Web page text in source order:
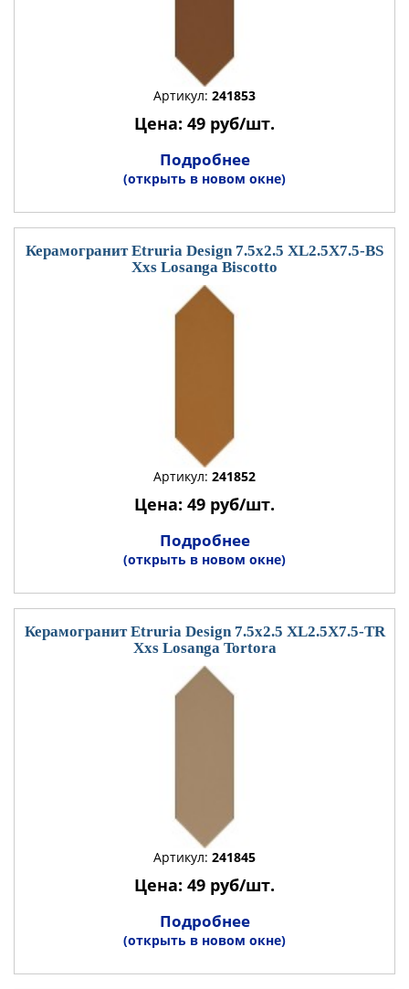
Артикул: 241853
Цена: 49 руб/шт.
Подробнее
(открыть в новом окне)
Керамогранит Etruria Design 7.5x2.5 XL2.5X7.5-BS
Xxs Losanga Biscotto
Артикул: 241852
Цена: 49 руб/шт.
Подробнее
(открыть в новом окне)
Керамогранит Etruria Design 7.5x2.5 XL2.5X7.5-TR
Xxs Losanga Tortora
Артикул: 241845
Цена: 49 руб/шт.
Подробнее
(открыть в новом окне)